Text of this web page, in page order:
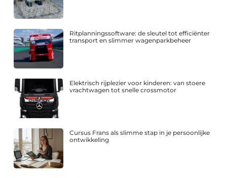
Ritplanningssoftware: de sleutel tot efficiënter
transport en slimmer wagenparkbeheer
Elektrisch rijplezier voor kinderen: van stoere
vrachtwagen tot snelle crossmotor
Cursus Frans als slimme stap in je persoonlijke
ontwikkeling